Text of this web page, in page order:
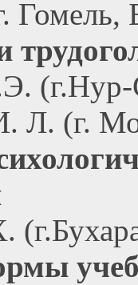
Гомель,
(г.Нур-
Л. (г.